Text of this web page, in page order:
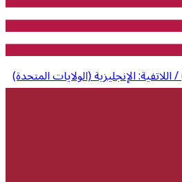
الإنجليزية (الولايات المتحدة)